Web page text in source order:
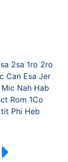
2sa 1ro 2ro
Can Esa Jer
Mic Nah Hab
Rom 1Co
tit Phi Heb